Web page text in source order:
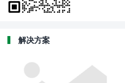
解决方案